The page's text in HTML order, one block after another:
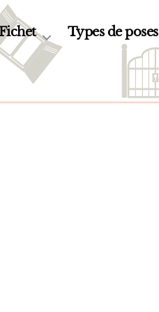
Types de poses